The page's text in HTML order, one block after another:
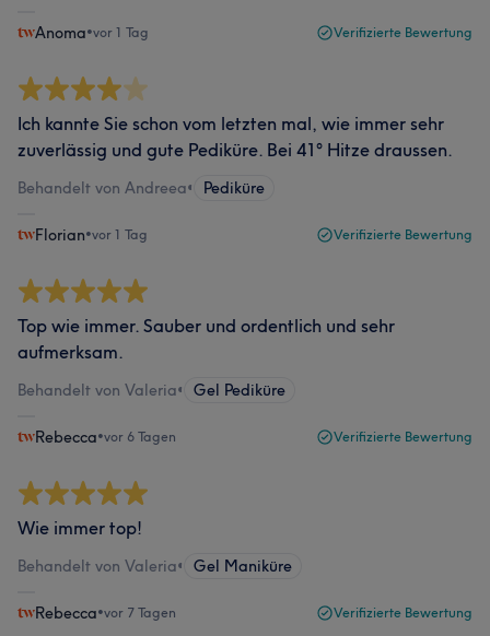
Anoma•vor 1 Tag Verifizierte Bewertung
Ich kannte Sie schon vom letzten mal, wie immer sehr
zuverlässig und gute Pediküre. Bei 41° Hitze draussen.
Behandelt von Andreea• Pediküre
Florian•vor 1 Tag Verifizierte Bewertung
Top wie immer. Sauber und ordentlich und sehr
aufmerksam.
Behandelt von Valeria• Gel Pediküre
Rebecca•vor 6 Tagen Verifizierte Bewertung
Wie immer top!
Behandelt von Valeria• Gel Maniküre
Rebecca•vor 7 Tagen Verifizierte Bewertung